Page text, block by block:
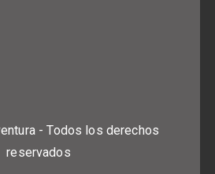
-Todos los derechos
reservados